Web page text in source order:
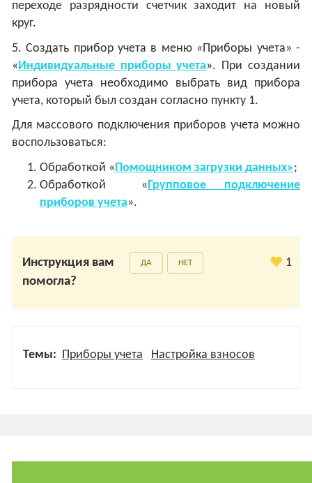
переходе разрядности счетчик заходит на новый
круг.
5. Создать прибор учета в меню «Приборы учета» -
« Индивидуальные приборы учета». При создании
прибора учета необходимо выбрать вид прибора
учета, который был создан согласно пункту 1.
Для массового подключения приборов учета можно
воспользоваться:
Обработкой « Помощником загрузки данных»;
Обработкой « Групповое подключение
приборов учета».
Инструкция вам
помогла?
ДА НЕТ 1
Темы: Приборы учета Настройка взносов